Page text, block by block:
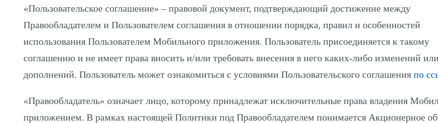
«Пользовательское соглашение» – правовой документ, подтверждающий достижение между
Правообладателем и Пользователем соглашения в отношении порядка, правил и особенностей
использования Пользователем Мобильного приложения. Пользователь присоединяется к такому
соглашению и не имеет права вносить и/или требовать внесения в него каких-либо изменений или
дополнений. Пользователь может ознакомиться с условиями Пользовательского соглашения по
«Правообладатель» означает лицо, которому принадлежат исключительные права владения
приложением. В рамках настоящей Политики под Правообладателем понимается Акционерное